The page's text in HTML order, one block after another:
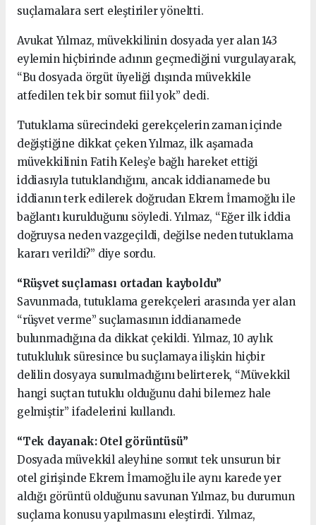
suçlamalara sert eleştiriler yöneltti.
Avukat Yılmaz, müvekkilinin dosyada yer alan 143
eylemin hiçbirinde adının geçmediğini vurgulayarak,
“Bu dosyada örgüt üyeliği dışında müvekkile
atfedilen tek bir somut fiil yok” dedi.
Tutuklama sürecindeki gerekçelerin zaman içinde
değiştiğine dikkat çeken Yılmaz, ilk aşamada
müvekkilinin Fatih Keleş’e bağlı hareket ettiği
iddiasıyla tutuklandığını, ancak iddianamede bu
iddianın terk edilerek doğrudan Ekrem İmamoğlu ile
bağlantı kurulduğunu söyledi. Yılmaz, “Eğer ilk iddia
doğruysa neden vazgeçildi, değilse neden tutuklama
kararı verildi?” diye sordu.
“Rüşvet suçlaması ortadan kayboldu”
Savunmada, tutuklama gerekçeleri arasında yer alan
“rüşvet verme” suçlamasının iddianamede
bulunmadığına da dikkat çekildi. Yılmaz, 10 aylık
tutukluluk süresince bu suçlamaya ilişkin hiçbir
delilin dosyaya sunulmadığını belirterek, “Müvekkil
hangi suçtan tutuklu olduğunu dahi bilemez hale
gelmiştir” ifadelerini kullandı.
“Tek dayanak: Otel görüntüsü”
Dosyada müvekkil aleyhine somut tek unsurun bir
otel girişinde Ekrem İmamoğlu ile aynı karede yer
aldığı görüntü olduğunu savunan Yılmaz, bu durumun
suçlama konusu yapılmasını eleştirdi. Yılmaz,